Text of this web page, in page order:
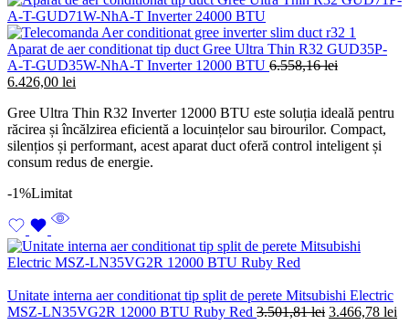
Aparat de aer conditionat tip duct Gree Ultra Thin R32 GUD35P-
A-T-GUD35W-NhA-T Inverter 12000 BTU 6.558,16lei
Prețul
a
fost:
6.558,16 lei.
6.426,00 lei
este:
6.426,00 lei.
Gree Ultra Thin R32 Inverter 12000 BTU este soluția ideală pentru
răcirea și încălzirea eficientă a locuințelor sau birourilor. Compact,
silențios și performant, acest aparat duct oferă control inteligent și
consum redus de energie.
-1%Limitat
Unitate interna aer conditionat tip split de perete Mitsubishi Electric
MSZ-LN35VG2R 12000 BTU Ruby Red 3.501,81lei Prețul
3.466,78 lei